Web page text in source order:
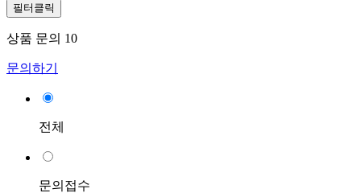
필터클릭
상품 문의 10
문의하기
전체
문의접수